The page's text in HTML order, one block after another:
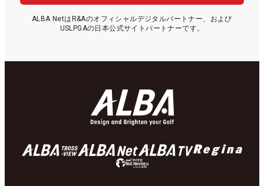
ALBA NetはR&Aのオフィシャルデジタルパートナー、および
USLPGAの日本公式サイトパートナーです。